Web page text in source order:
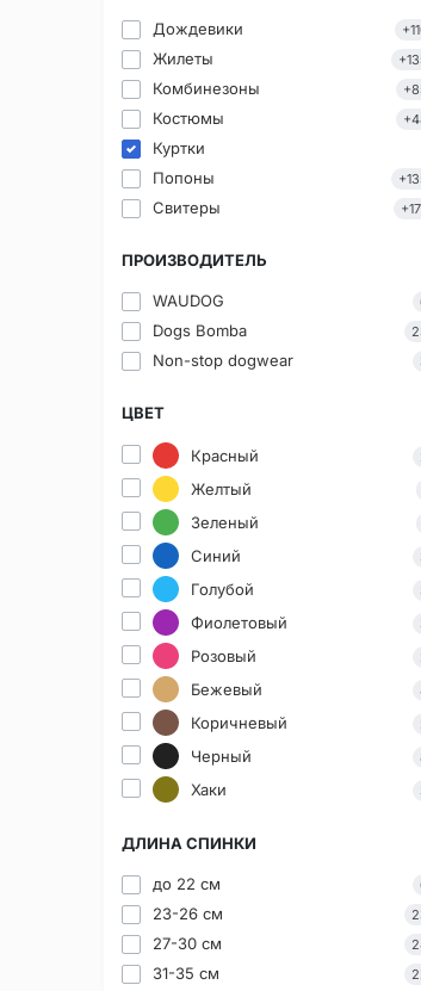
Дождевики
Жилеты
Комбинезоны
Костюмы
Куртки
Попоны
Свитеры
ПРОИЗВОДИТЕЛЬ
WAUDOG
Dogs Bomba
Non-stop dogwear
ЦВЕТ
Красный
Желтый
Зеленый
Синий
Голубой
Фиолетовый
Розовый
Бежевый
Коричневый
Черный
Хаки
ДЛИНА СПИНКИ
до 22 см
23-26 см
27-30 см
31-35 см